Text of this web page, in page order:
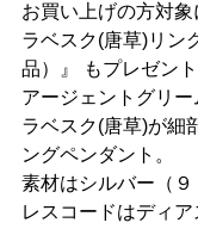
お買い上げの方対
ラベスク(唐草)リン
品）』 もプレゼント
アージェントグリ
ラベスク(唐草)が細
ングペンダント。
素材はシルバー（
レスコードはディ